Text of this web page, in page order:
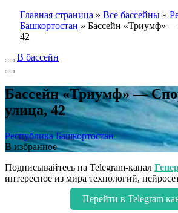
Главная страница » Все бассейны »
Башкортостан » Бассейн «Триумф»
42
В бассейн
Бассейн «Триумф» —
улица, 42
Республика Башкортостан
В избранное
Подписывайтесь на Telegram-канал
интересное из мира технологий,
Перейти в Telegram